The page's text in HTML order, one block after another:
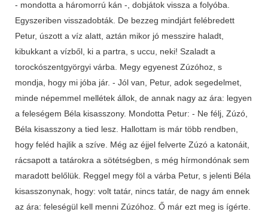
- mondotta a háromorrú kán -, dobjátok vissza a folyóba.
Egyszeriben visszadobták. De bezzeg mindjárt felébredett
Petur, úszott a víz alatt, aztán mikor jó messzire haladt,
kibukkant a vízből, ki a partra, s uccu, neki! Szaladt a
torockószentgyörgyi várba. Megy egyenest Zúzóhoz, s
mondja, hogy mi jóba jár. - Jól van, Petur, adok segedelmet,
minde népemmel mellétek állok, de annak nagy az ára: legyen
a feleségem Béla kisasszony. Mondotta Petur: - Ne félj, Zúzó,
Béla kisasszony a tied lesz. Hallottam is már több rendben,
hogy feléd hajlik a szíve. Még az éjjel felverte Zúzó a katonáit,
rácsapott a tatárokra a sötétségben, s még hírmondónak sem
maradott belőlük. Reggel megy föl a várba Petur, s jelenti Béla
kisasszonynak, hogy: volt tatár, nincs tatár, de nagy ám ennek
az ára: feleségül kell menni Zúzóhoz. Ő már ezt meg is ígérte.